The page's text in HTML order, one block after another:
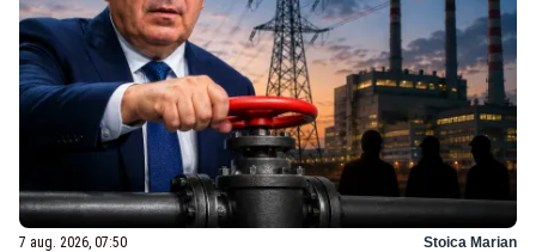
7 aug. 2026, 07:50 Stoica Marian